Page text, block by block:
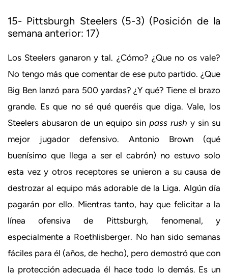
15- Pittsburgh Steelers (5-3) (Posición de la
semana anterior: 17)
Los Steelers ganaron y tal. ¿Cómo? ¿Que no os vale?
No tengo más que comentar de ese puto partido. ¿Que
Big Ben lanzó para 500 yardas? ¿Y qué? Tiene el brazo
grande. Es que no sé qué queréis que diga. Vale, los
Steelers abusaron de un equipo sinpass rush y sin su
mejor jugador defensivo. Antonio Brown (qué
buenísimo que llega a ser el cabrón) no estuvo solo
esta vez y otros receptores se unieron a su causa de
destrozar al equipo más adorable de la Liga. Algún día
pagarán por ello. Mientras tanto, hay que felicitar a la
línea ofensiva de Pittsburgh, fenomenal, y
especialmente a Roethlisberger. No han sido semanas
fáciles para él (años, de hecho), pero demostró que con
la protección adecuada él hace todo lo demás. Es un